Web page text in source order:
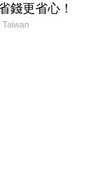
錢更省心！
Taiwan